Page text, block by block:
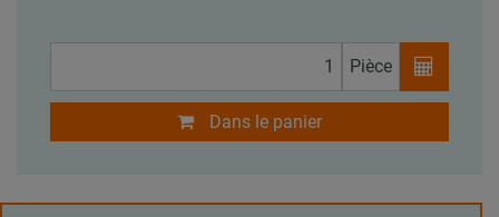
Pièce
Dans le panier